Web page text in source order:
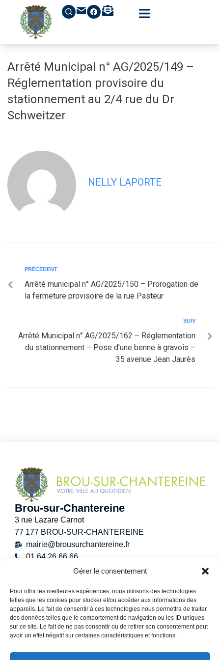
Gérer le consentement
Pour offrir les meilleures expériences, nous utilisons des technologies
telles que les cookies pour stocker et/ou accéder aux informations des
appareils. Le fait de consentir à ces technologies nous permettra de traiter
des données telles que le comportement de navigation ou les ID uniques
sur ce site. Le fait de ne pas consentir ou de retirer son consentement peut
avoir un effet négatif sur certaines caractéristiques et fonctions.
principal
Arrêté Municipal n° AG/2025/149 –
Réglementation provisoire du
stationnement au 2/4 rue du Dr
Schweitzer
NELLY LAPORTE
PRÉCÉDENT
Arrêté municipal n° AG/2025/150 – Prorogation de
la fermeture provisoire de la rue Pasteur
SUIV
Arrêté Municipal n° AG/2025/162 – Réglementation
du stationnement – Pose d’une benne à gravois –
35 avenue Jean Jaurès
Brou-sur-Chantereine
3 rue Lazare Carnot
77 177 BROU-SUR-CHANTEREINE
mairie@brousurchantereine.fr
01 64 26 66 66
Lundi :8h30 – 12h
Mardi :8h30 – 12h / 13h30 – 17h30
Mercredi :8h30 -12h30
Jeudi : 8h30 – 12h / 13h30 – 18h30
13h30 – 17h30
Samedi :9h00 – 12h